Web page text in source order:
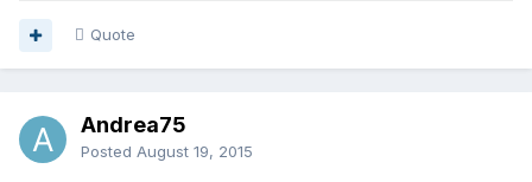
Quote
Andrea75
Posted August 19, 2015